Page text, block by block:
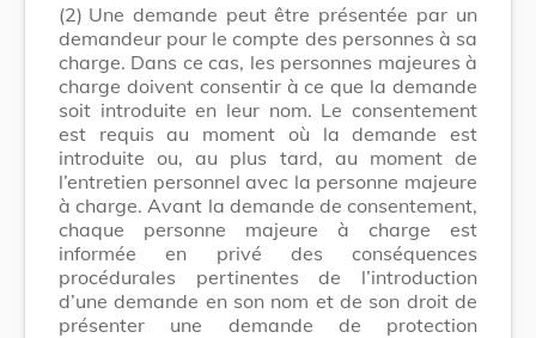
(2) Une demande peut être présentée par un
demandeur pour le compte des personnes à sa
charge. Dans ce cas, les personnes majeures à
charge doivent consentir à ce que la demande
soit introduite en leur nom. Le consentement
est requis au moment où la demande est
introduite ou, au plus tard, au moment de
l’entretien personnel avec la personne majeure
à charge. Avant la demande de consentement,
chaque personne majeure à charge est
informée en privé des conséquences
procédurales pertinentes de l’introduction
d’une demande en son nom et de son droit de
présenter une demande de protection